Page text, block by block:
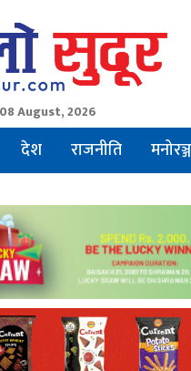
August, 2026
देश राजनीति